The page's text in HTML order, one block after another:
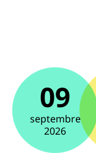
09
septembre
2026